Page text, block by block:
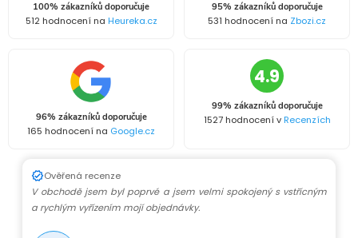
100% zákazníků doporučuje
512 hodnocení na Heureka.cz
95% zákazníků doporučuje
531 hodnocení na Zbozi.cz
96% zákazníků doporučuje
165 hodnocení na Google.cz
4.9
99% zákazníků doporučuje
1527 hodnocení vRecenzích
Ověřená recenze
V obchodě jsem byl poprvé a jsem velmi spokojený s vstřícným
a rychlým vyřízením mojí objednávky.